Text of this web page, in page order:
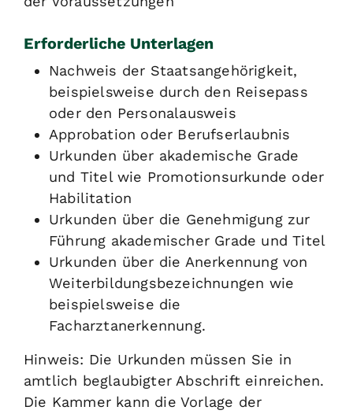
Erforderliche Unterlagen
Nachweis der Staatsangehörigkeit,
beispielsweise durch den Reisepass
oder den Personalausweis
Approbation oder Berufserlaubnis
Urkunden über akademische Grade
und Titel wie Promotionsurkunde oder
Habilitation
Urkunden über die Genehmigung zur
Führung akademischer Grade und Titel
Urkunden über die Anerkennung von
Weiterbildungsbezeichnungen wie
beispielsweise die
Facharztanerkennung.
Hinweis: Die Urkunden müssen Sie in
amtlich beglaubigter Abschrift einreichen.
Die Kammer kann die Vorlage der